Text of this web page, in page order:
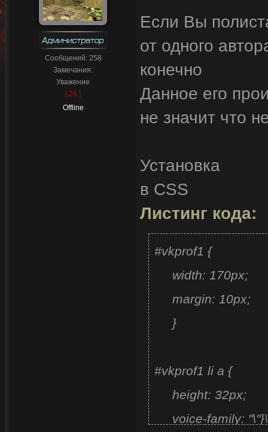
Сообщений: 258
Замечания:
Уважение
[ 26 ]
Offline
Если Вы
от одного
конечно
Данное его
не значит что
Установка
в CSS
Листинг кода:
#vkprof1 {
width: 170px;
margin: 10px;
}
#vkprof1 li a {
height: 32px;
voice-family: